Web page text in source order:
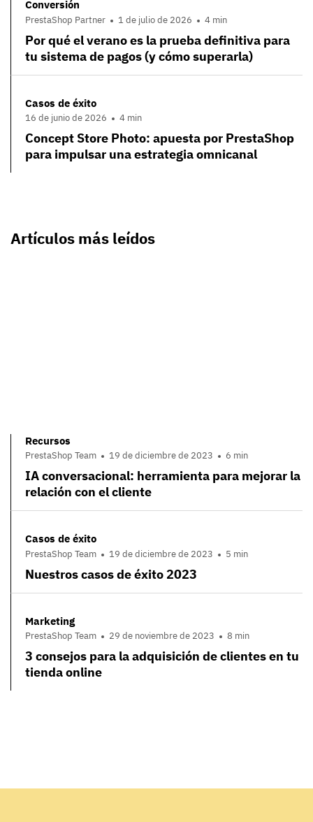
Conversión
PrestaShop Partner 1 de julio de 2026 4 min
Por qué el verano es la prueba definitiva para
tu sistema de pagos (y cómo superarla)
Casos de éxito
16 de junio de 2026 4 min
Concept Store Photo: apuesta por PrestaShop
para impulsar una estrategia omnicanal
Artículos más leídos
Recursos
PrestaShop Team 19 de diciembre de 2023 6 min
IA conversacional: herramienta para mejorar la
relación con el cliente
Casos de éxito
PrestaShop Team 19 de diciembre de 2023 5 min
Nuestros casos de éxito 2023
Marketing
PrestaShop Team 29 de noviembre de 2023 8 min
3 consejos para la adquisición de clientes en tu
tienda online